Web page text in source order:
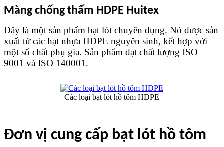
Màng chống thấm HDPE Huitex
Đây là một sản phẩm bạt lót chuyên dụng. Nó được sản
xuất từ các hạt nhựa HDPE nguyên sinh, kết hợp với
một số chất phụ gia. Sản phẩm đạt chất lượng ISO
9001 và ISO 140001.
Các loại bạt lót hồ tôm HDPE
Đơn vị cung cấp bạt lót hồ tôm